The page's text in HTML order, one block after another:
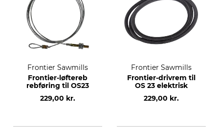
Frontier Sawmills
Frontier-løftereb
rebføring til OS23
229,00 kr.
Frontier Sawmills
Frontier-drivrem til
OS 23 elektrisk
229,00 kr.